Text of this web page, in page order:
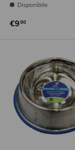
Disponibile
€990